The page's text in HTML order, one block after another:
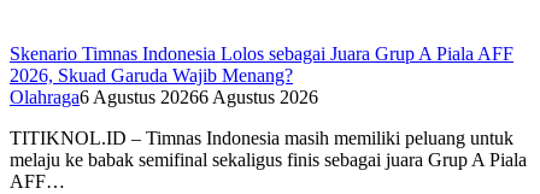
Skenario Timnas Indonesia Lolos sebagai Juara Grup A Piala AFF
2026, Skuad Garuda Wajib Menang?
Olahraga6 Agustus 20266 Agustus 2026
TITIKNOL.ID – Timnas Indonesia masih memiliki peluang untuk
melaju ke babak semifinal sekaligus finis sebagai juara Grup A Piala
AFF…